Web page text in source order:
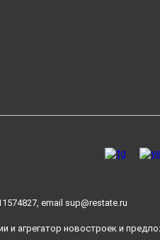
email sup@restate.ru
агрегатор новостроек и